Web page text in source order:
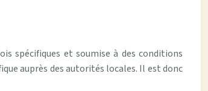
spécifiques et soumise à des conditions
auprès des autorités locales. Il est donc